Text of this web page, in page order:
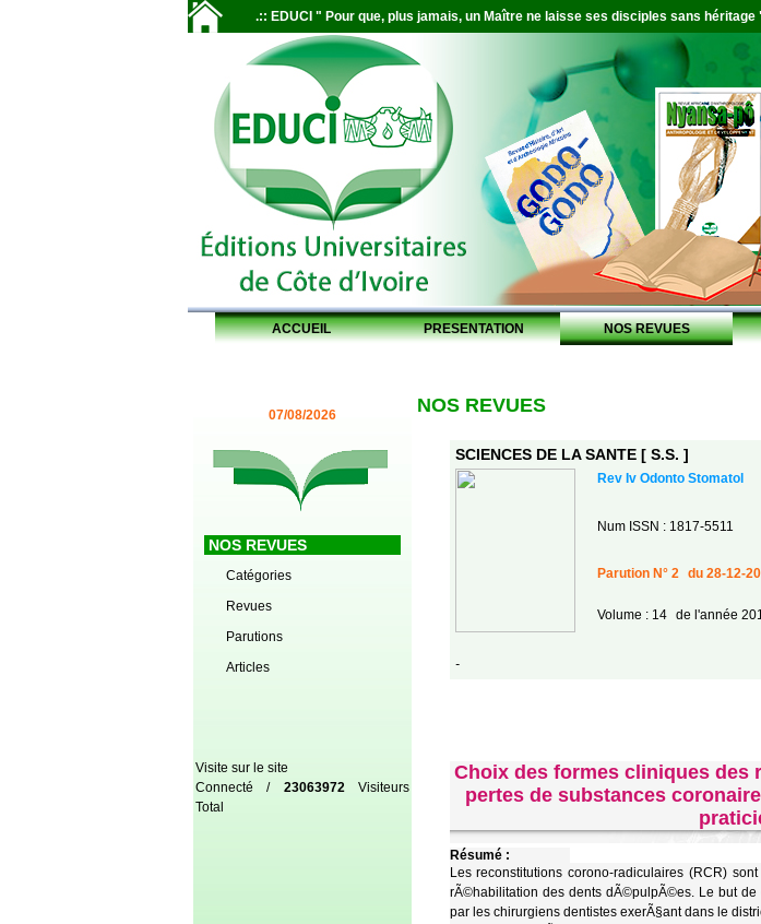
.:: EDUCI " Pour que, plus jamais, un Maître ne laisse ses disciples sans héritage
ACCUEIL PRESENTATION NOS REVUES
07/08/2026
NOS REVUES
Catégories
Revues
Parutions
Articles
Visite sur le site
Connecté / 23063972Visiteurs
Total
NOS REVUES
SCIENCES DE LA SANTE [ S.S. ]
Rev Iv Odonto Stomatol
Num ISSN : 1817-5511
Parution N° 2 du 28-12-
Volume : 14 de l'année
-
Choix des formes cliniques
pertes de substances
Résumé :
Les reconstitutions corono-radiculaires (RCR)
rÃ©habilitation des dents dÃ©pulpÃ©es. Le but
par les chirurgiens dentistes exerÃ§ant dans le